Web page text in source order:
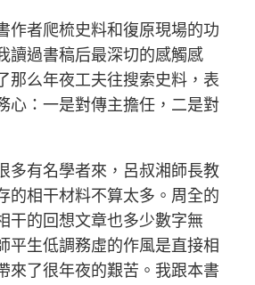
作者爬梳史料和復原現場的功
讀過書稿后最深切的感觸感
那么年夜工夫往搜索史料，表
心：一是對傳主擔任，二是對
多有名學者來，呂叔湘師長教
的相干材料不算太多。周全的
干的回想文章也多少數字無
平生低調務虛的作風是直接相
來了很年夜的艱苦。我跟本書